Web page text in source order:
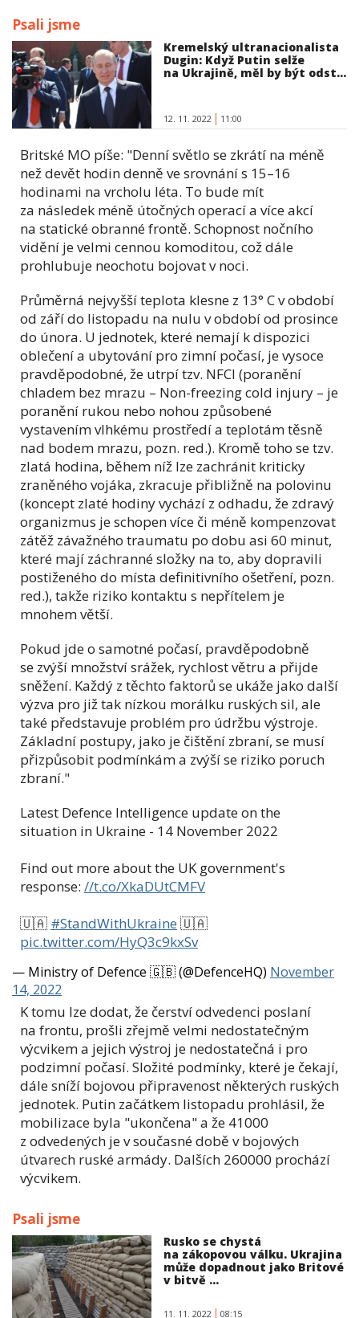
Psali jsme
Kremelský ultranacionalista
Dugin: Když Putin selže
na Ukrajině, měl by být odst...
12. 11. 2022 11:00
Britské MO píše: "Denní světlo se zkrátí na méně
než devět hodin denně ve srovnání s 15–16
hodinami na vrcholu léta. To bude mít
za následek méně útočných operací a více akcí
na statické obranné frontě. Schopnost nočního
vidění je velmi cennou komoditou, což dále
prohlubuje neochotu bojovat v noci.
Průměrná nejvyšší teplota klesne z 13° C v období
od září do listopadu na nulu v období od prosince
do února. U jednotek, které nemají k dispozici
oblečení a ubytování pro zimní počasí, je vysoce
pravděpodobné, že utrpí tzv. NFCI (poranění
chladem bez mrazu – Non-freezing cold injury – je
poranění rukou nebo nohou způsobené
vystavením vlhkému prostředí a teplotám těsně
nad bodem mrazu, pozn. red.). Kromě toho se tzv.
zlatá hodina, během níž lze zachránit kriticky
zraněného vojáka, zkracuje přibližně na polovinu
(koncept zlaté hodiny vychází z odhadu, že zdravý
organizmus je schopen více či méně kompenzovat
zátěž závažného traumatu po dobu asi 60 minut,
které mají záchranné složky na to, aby dopravili
postiženého do místa definitivního ošetření, pozn.
red.), takže riziko kontaktu s nepřítelem je
mnohem větší.
Pokud jde o samotné počasí, pravděpodobně
se zvýší množství srážek, rychlost větru a přijde
sněžení. Každý z těchto faktorů se ukáže jako další
výzva pro již tak nízkou morálku ruských sil, ale
také představuje problém pro údržbu výstroje.
Základní postupy, jako je čištění zbraní, se musí
přizpůsobit podmínkám a zvýší se riziko poruch
zbraní."
Latest Defence Intelligence update on the
situation in Ukraine - 14 November 2022
Find out more about the UK government's
response: //t.co/XkaDUtCMFV
🇺🇦 #StandWithUkraine 🇺🇦
pic.twitter.com/HyQ3c9kxSv
— Ministry of Defence 🇬🇧 (@DefenceHQ) November
14, 2022
K tomu lze dodat, že čerství odvedenci poslaní
na frontu, prošli zřejmě velmi nedostatečným
výcvikem a jejich výstroj je nedostatečná i pro
podzimní počasí. Složité podmínky, které je čekají,
dále sníží bojovou připravenost některých ruských
jednotek. Putin začátkem listopadu prohlásil, že
mobilizace byla "ukončena" a že 41000
z odvedených je v současné době v bojových
útvarech ruské armády. Dalších 260000 prochází
výcvikem.
Psali jsme
Rusko se chystá
na zákopovou válku. Ukrajina
může dopadnout jako Britové
v bitvě ...
11. 11. 2022 08:15